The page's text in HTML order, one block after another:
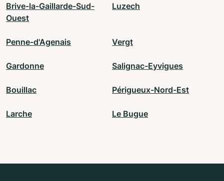
Brive-la-Gaillarde-Sud-
Ouest
Luzech
Penne-d'Agenais Vergt
Gardonne Salignac-Eyvigues
Bouillac Périgueux-Nord-Est
Larche Le Bugue